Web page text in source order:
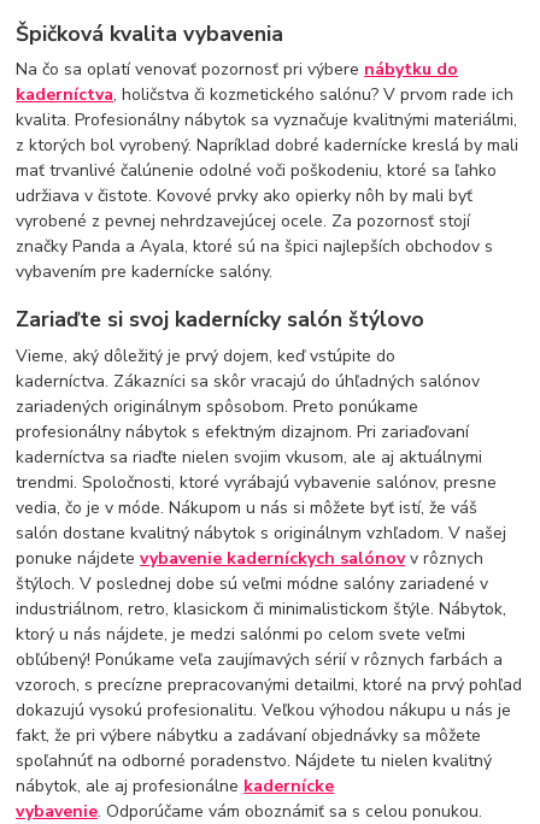
Špičková kvalita vybavenia
Na čo sa oplatí venovať pozornosť pri výbere nábytku do
kaderníctva, holičstva či kozmetického salónu? V prvom rade ich
kvalita. Profesionálny nábytok sa vyznačuje kvalitnými materiálmi,
z ktorých bol vyrobený. Napríklad dobré kadernícke kreslá by mali
mať trvanlivé čalúnenie odolné voči poškodeniu, ktoré sa ľahko
udržiava v čistote. Kovové prvky ako opierky nôh by mali byť
vyrobené z pevnej nehrdzavejúcej ocele. Za pozornosť stojí
značky Panda a Ayala, ktoré sú na špici najlepších obchodov s
vybavením pre kadernícke salóny.
Zariaďte si svoj kadernícky salón štýlovo
Vieme, aký dôležitý je prvý dojem, keď vstúpite do
kaderníctva. Zákazníci sa skôr vracajú do úhľadných salónov
zariadených originálnym spôsobom. Preto ponúkame
profesionálny nábytok s efektným dizajnom. Pri zariaďovaní
kaderníctva sa riaďte nielen svojim vkusom, ale aj aktuálnymi
trendmi. Spoločnosti, ktoré vyrábajú vybavenie salónov, presne
vedia, čo je v móde. Nákupom u nás si môžete byť istí, že váš
salón dostane kvalitný nábytok s originálnym vzhľadom. V našej
ponuke nájdetevybavenie kaderníckych salónovv rôznych
štýloch. V poslednej dobe sú veľmi módne salóny zariadené v
industriálnom, retro, klasickom či minimalistickom štýle. Nábytok,
ktorý u nás nájdete, je medzi salónmi po celom svete veľmi
obľúbený! Ponúkame veľa zaujímavých sérií v rôznych farbách a
vzoroch, s precízne prepracovanými detailmi, ktoré na prvý pohľad
dokazujú vysokú profesionalitu. Veľkou výhodou nákupu u nás je
fakt, že pri výbere nábytku a zadávaní objednávky sa môžete
spoľahnúť na odborné poradenstvo. Nájdete tu nielen kvalitný
nábytok, ale aj profesionálne kadernícke
vybavenie. Odporúčame vám oboznámiť sa s celou ponukou.